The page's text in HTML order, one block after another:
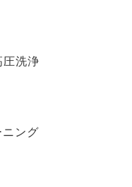
圧洗浄
ング